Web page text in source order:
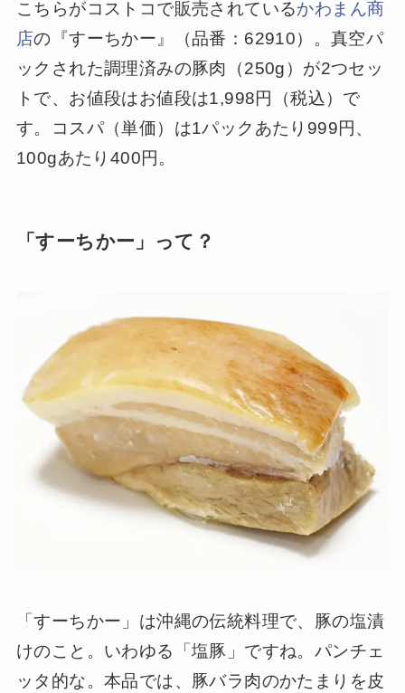
こちらがコストコで販売されているかわまん商
店の『すーちかー』（品番：62910）。真空パ
ックされた調理済みの豚肉（250g）が2つセッ
トで、お値段はお値段は1,998円（税込）で
す。コスパ（単価）は1パックあたり999円、
100gあたり400円。
「すーちかー」って？
「すーちかー」は沖縄の伝統料理で、豚の塩漬
けのこと。いわゆる「塩豚」ですね。パンチェ
ッタ的な。本品では、豚バラ肉のかたまりを皮